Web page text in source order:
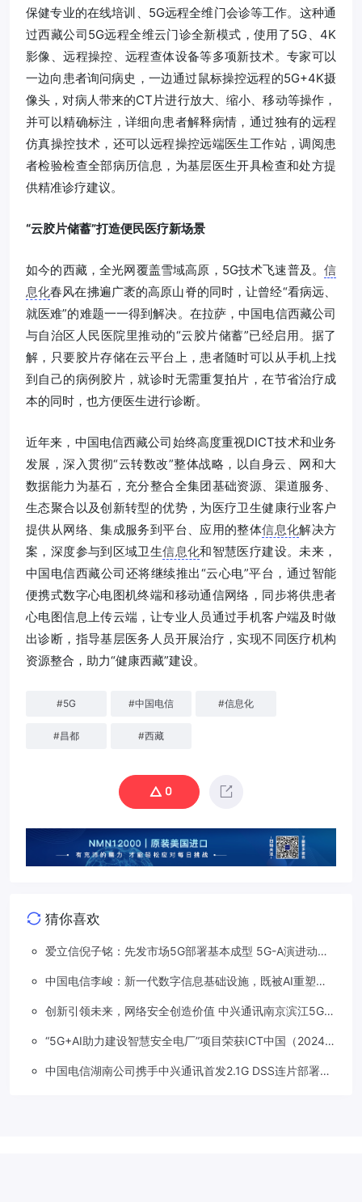
保健专业的在线培训、5G远程全维门会诊等工作。这种通
过西藏公司5G远程全维云门诊全新模式，使用了5G、4K
影像、远程操控、远程查体设备等多项新技术。专家可以
一边向患者询问病史，一边通过鼠标操控远程的5G+4K摄
像头，对病人带来的CT片进行放大、缩小、移动等操作，
并可以精确标注，详细向患者解释病情，通过独有的远程
仿真操控技术，还可以远程操控远端医生工作站，调阅患
者检验检查全部病历信息，为基层医生开具检查和处方提
供精准诊疗建议。
“云胶片储蓄”打造便民医疗新场景
如今的西藏，全光网覆盖雪域高原，5G技术飞速普及。 信
息化春风在拂遍广袤的高原山脊的同时，让曾经“看病远、
就医难”的难题一一得到解决。在拉萨，中国电信西藏公司
与自治区人民医院里推动的“云胶片储蓄”已经启用。据了
解，只要胶片存储在云平台上，患者随时可以从手机上找
到自己的病例胶片，就诊时无需重复拍片，在节省治疗成
本的同时，也方便医生进行诊断。
近年来，中国电信西藏公司始终高度重视DICT技术和业务
发展，深入贯彻“云转数改”整体战略，以自身云、网和大
数据能力为基石，充分整合全集团基础资源、渠道服务、
生态聚合以及创新转型的优势，为医疗卫生健康行业客户
提供从网络、集成服务到平台、应用的整体信息化解决方
案，深度参与到区域卫生信息化和智慧医疗建设。未来，
中国电信西藏公司还将继续推出“云心电”平台，通过智能
便携式数字心电图机终端和移动通信网络，同步将供患者
心电图信息上传云端，让专业人员通过手机客户端及时做
出诊断，指导基层医务人员开展治疗，实现不同医疗机构
资源整合，助力“健康西藏”建设。
#5G #中国电信 #信息化
#昌都 #西藏
0
猜你喜欢
爱立信倪子铭：先发市场5G部署基本成型 5G-A演进动能
中国电信李峻：新一代数字信息基础设施，既被AI重塑，
创新引领未来，网络安全创造价值 中兴通讯南京滨江5G工
“5G+AI助力建设智慧安全电厂”项目荣获ICT中国（2024）
中国电信湖南公司携手中兴通讯首发2.1G DSS连片部署助